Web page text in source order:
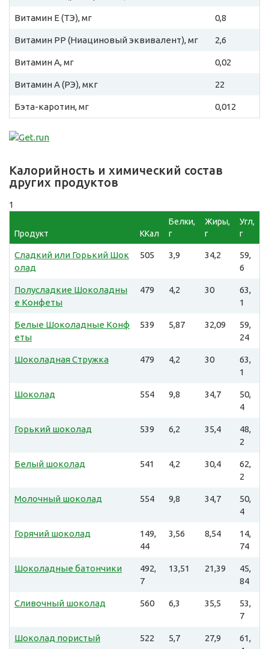
Витамин E (ТЭ), мг 0,8
Витамин PP (Ниациновый эквивалент), мг 2,6
Витамин A, мг 0,02
Витамин A (РЭ), мкг 22
Бэта-каротин, мг 0,012
Калорийность и химический состав
других продуктов
1
Продукт ККал
Белки,
г
Жиры,
г
Угл,
г
Сладкий или Горький Шок
олад
505 3,9 34,2
59,
6
Полусладкие Шоколадны
е Конфеты
479 4,2 30
63,
1
Белые Шоколадные Конф
еты
539 5,87 32,09
59,
24
Шоколадная Стружка 479 4,2 30
63,
1
Шоколад 554 9,8 34,7
50,
4
Горький шоколад 539 6,2 35,4
48,
2
Белый шоколад 541 4,2 30,4
62,
2
Молочный шоколад 554 9,8 34,7
50,
4
Горячий шоколад
149,
44
3,56 8,54
14,
74
Шоколадные батончики
492,
7
13,51 21,39
45,
84
Сливочный шоколад 560 6,3 35,5
53,
7
Шоколад пористый 522 5,7 27,9
61,